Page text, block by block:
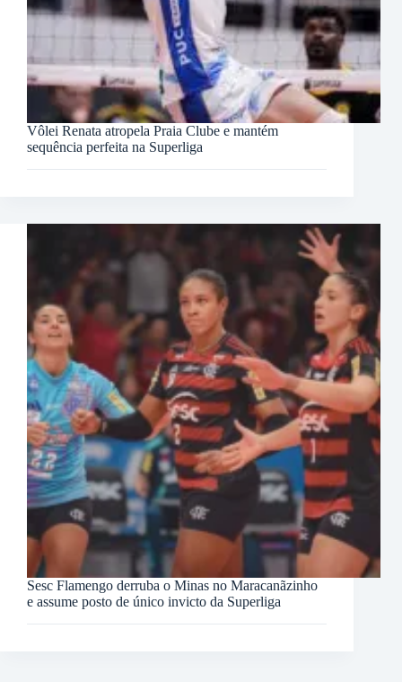
Vôlei Renata atropela Praia Clube e mantém
sequência perfeita na Superliga
Sesc Flamengo derruba o Minas no Maracanãzinho
e assume posto de único invicto da Superliga